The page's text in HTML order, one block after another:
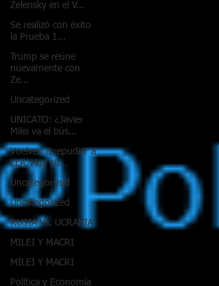
Zelensky en el V...
Se realizó con éxito
la Prueba 1...
Trump se reúne
nuevamente con
Ze...
Uncategorized
UNICATO: ¿Javier
Milei va el bús...
Vuelven a repudiar a
LLA. Hoy su...
Uncategorized
Uncategorized
RUSIA Vs. UCRANIA
MILEI Y MACRI
MILEI Y MACRI
Política y Economía